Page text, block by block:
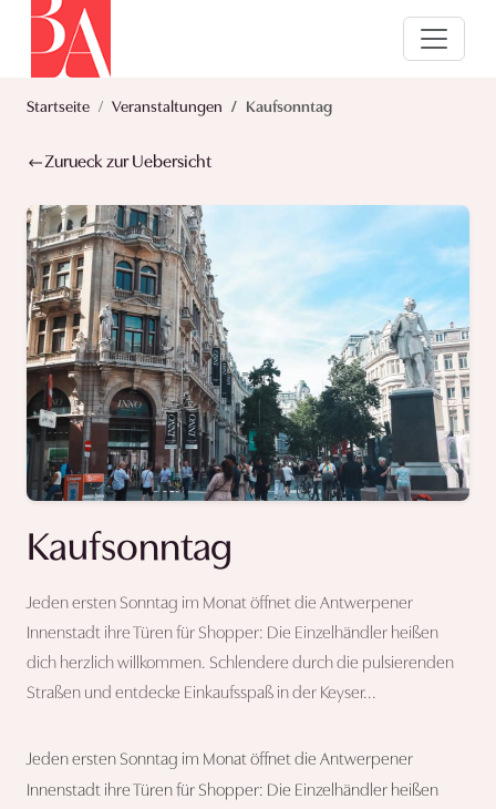
Startseite Veranstaltungen Kaufsonntag
Zurueck zur Uebersicht
Kaufsonntag
Jeden ersten Sonntag im Monat öffnet die Antwerpener
Innenstadt ihre Türen für Shopper: Die Einzelhändler heißen
dich herzlich willkommen. Schlendere durch die pulsierenden
Straßen und entdecke Einkaufsspaß in der Keyser...
Jeden ersten Sonntag im Monat öffnet die Antwerpener
Innenstadt ihre Türen für Shopper: Die Einzelhändler heißen